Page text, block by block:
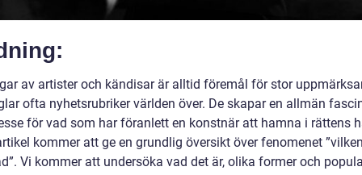
av artister och kändisar är alltid föremål för stor
ofta nyhetsrubriker världen över. De skapar en allmän
för vad som har föranlett en konstnär att hamna i rättens
kommer att ge en grundlig översikt över fenomenet
Vi kommer att undersöka vad det är, olika former och